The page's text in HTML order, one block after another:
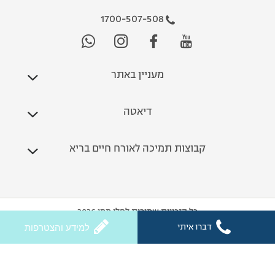
1700-507-508
מעניין באתר
דיאטה
קבוצות תמיכה לאורח חיים בריא
כל הזכויות שמורות לחלי ממן 2026
דברו איתי
למידע והצטרפות